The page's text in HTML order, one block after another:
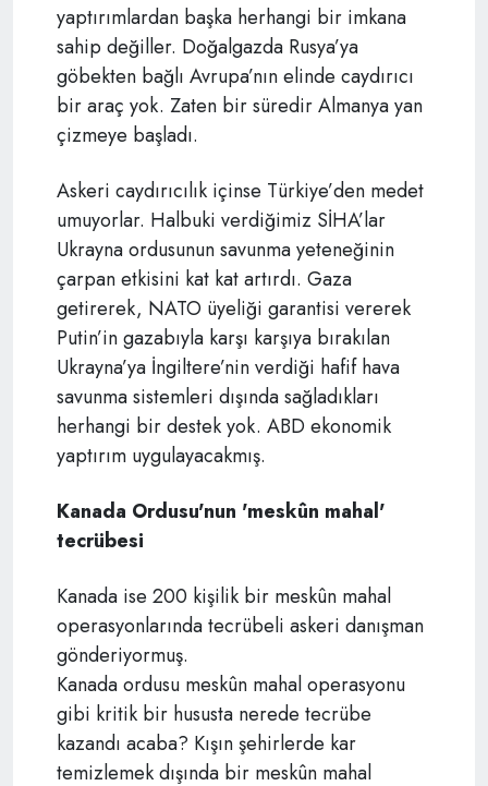
yaptırımlardan başka herhangi bir imkana
sahip değiller. Doğalgazda Rusya’ya
göbekten bağlı Avrupa’nın elinde caydırıcı
bir araç yok. Zaten bir süredir Almanya yan
çizmeye başladı.
Askeri caydırıcılık içinse Türkiye’den medet
umuyorlar. Halbuki verdiğimiz SİHA’lar
Ukrayna ordusunun savunma yeteneğinin
çarpan etkisini kat kat artırdı. Gaza
getirerek, NATO üyeliği garantisi vererek
Putin’in gazabıyla karşı karşıya bırakılan
Ukrayna’ya İngiltere’nin verdiği hafif hava
savunma sistemleri dışında sağladıkları
herhangi bir destek yok. ABD ekonomik
yaptırım uygulayacakmış.
Kanada Ordusu'nun 'meskûn mahal'
tecrübesi
Kanada ise 200 kişilik bir meskûn mahal
operasyonlarında tecrübeli askeri danışman
gönderiyormuş.
Kanada ordusu meskûn mahal operasyonu
gibi kritik bir hususta nerede tecrübe
kazandı acaba? Kışın şehirlerde kar
temizlemek dışında bir meskûn mahal